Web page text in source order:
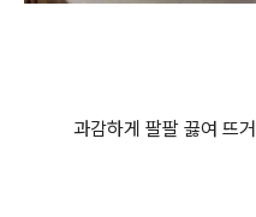
과감하게 팔팔 끓여 뜨